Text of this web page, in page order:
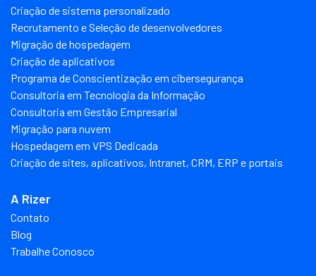
Criação de sistema personalizado
Recrutamento e Seleção de desenvolvedores
Migração de hospedagem
Criação de aplicativos
Programa de Conscientização em cibersegurança
Consultoria em Tecnologia da Informação
Consultoria em Gestão Empresarial
Migração para nuvem
Hospedagem em VPS Dedicada
Criação de sites, aplicativos, Intranet, CRM, ERP e portais
A Rizer
Contato
Blog
Trabalhe Conosco